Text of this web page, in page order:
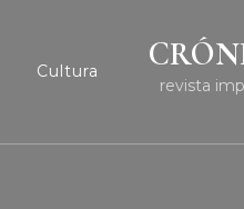
Cultura
revista